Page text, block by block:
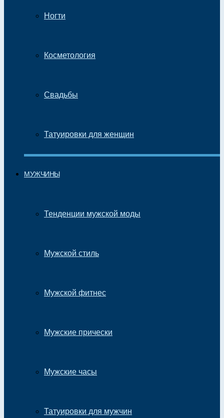
Ногти
Косметология
Свадьбы
Татуировки для женщин
МУЖЧИНЫ
Тенденции мужской моды
Мужской стиль
Мужской фитнес
Мужские прически
Мужские часы
Татуировки для мужчин